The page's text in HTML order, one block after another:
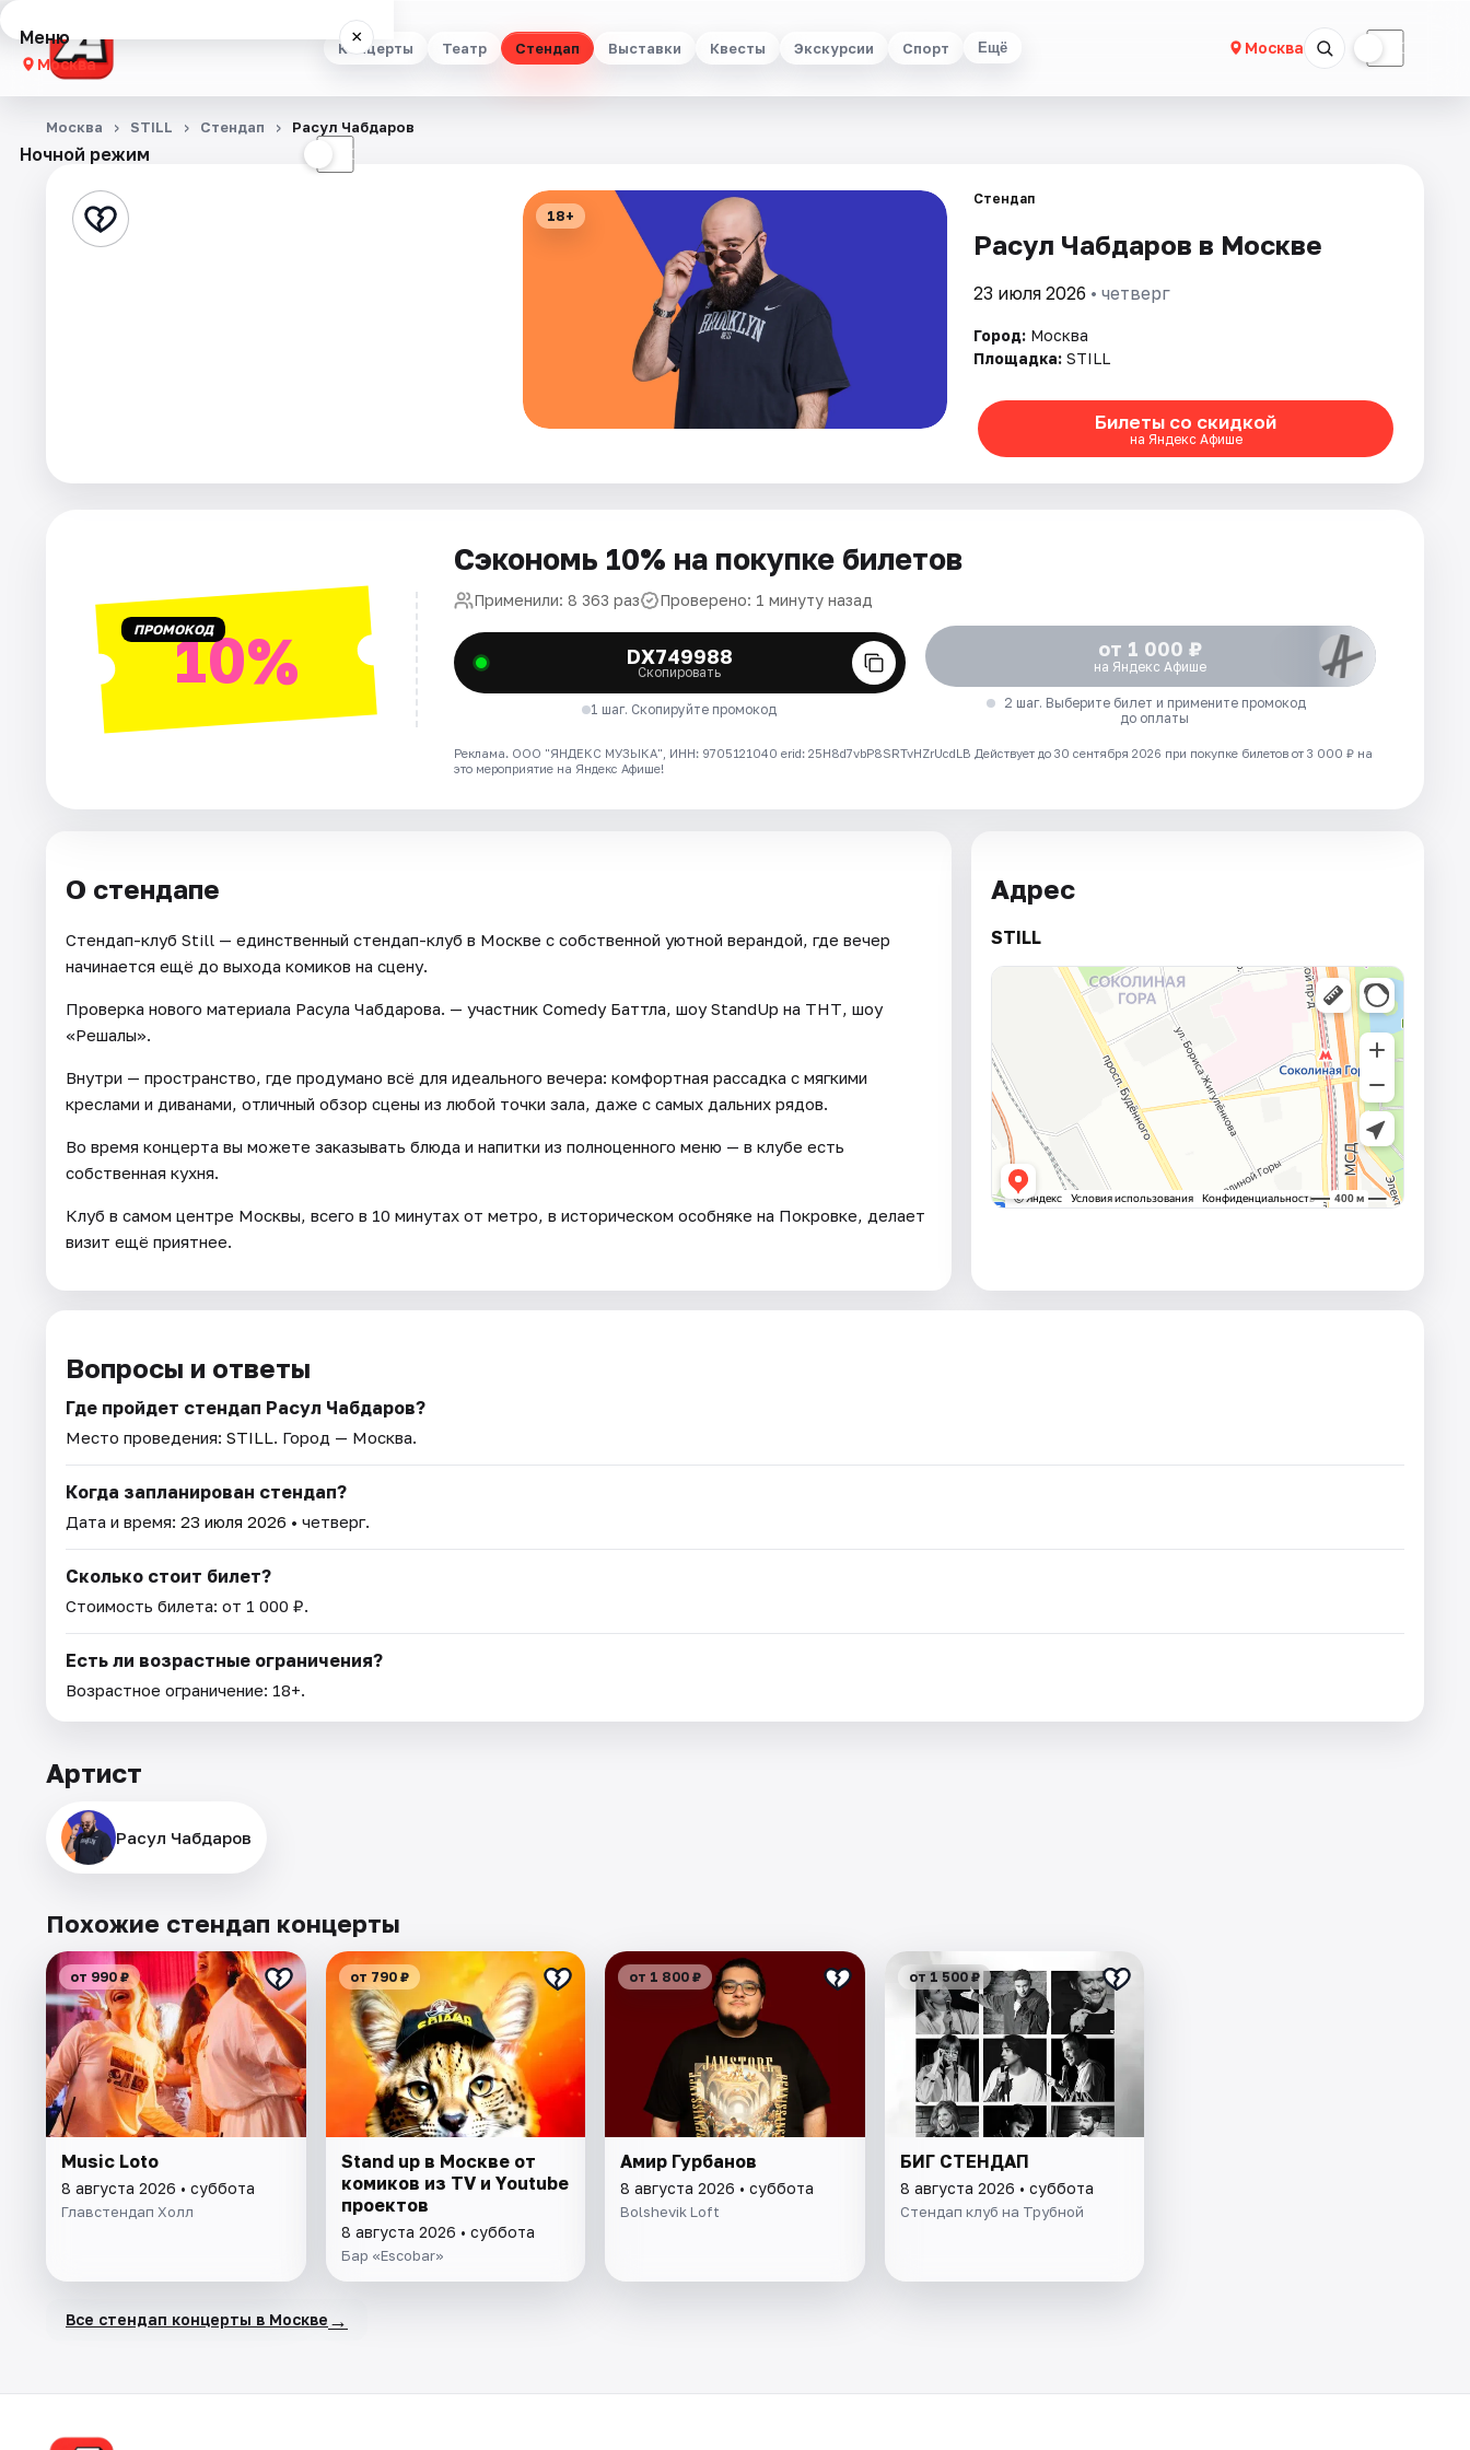
Концерты Театр Стендап Выставки Квесты Экскурсии Спорт Ещё Москва ☾
Меню ×
Москва
Концерты
Стендап
Площадки
Артисты
Рейтинги
Ночной режим ☾
Москва STILL Стендап Расул Чабдаров
18+
Стендап
Расул Чабдаров в Москве
23 июля 2026 • четверг
Город: Москва
Площадка: STILL
Билеты со скидкой
на Яндекс Афише
ПРОМОКОД10%
Сэкономь 10% на покупке билетов
Применили: 8 363 раз Проверено: 1 минуту назад
DX749988
Скопировать
1 шаг. Скопируйте промокод
от 1 000 ₽
на Яндекс Афише
2 шаг. Выберите билет и примените промокод
до оплаты
Реклама. ООО "ЯНДЕКС МУЗЫКА", ИНН: 9705121040 erid: 25H8d7vbP8SRTvHZrUcdLB Действует до 30 сентября 2026 при покупке билетов от 3 000 ₽ на
это мероприятие на Яндекс Афише!
О стендапе
Стендап-клуб Still — единственный стендап-клуб в Москве с собственной уютной верандой, где вечер
начинается ещё до выхода комиков на сцену.
Проверка нового материала Расула Чабдарова. — участник Comedy Баттла, шоу StandUp на ТНТ, шоу
«Решалы».
Внутри — пространство, где продумано всё для идеального вечера: комфортная рассадка с мягкими
креслами и диванами, отличный обзор сцены из любой точки зала, даже с самых дальних рядов.
Во время концерта вы можете заказывать блюда и напитки из полноценного меню — в клубе есть
собственная кухня.
Клуб в самом центре Москвы, всего в 10 минутах от метро, в историческом особняке на Покровке, делает
визит ещё приятнее.
Адрес
STILL
Вопросы и ответы
Где пройдет стендап Расул Чабдаров?
Место проведения: STILL. Город — Москва.
Когда запланирован стендап?
Дата и время: 23 июля 2026 • четверг.
Сколько стоит билет?
Стоимость билета: от 1 000 ₽.
Есть ли возрастные ограничения?
Возрастное ограничение: 18+.
Артист
Расул Чабдаров
Похожие стендап концерты
от 990 ₽
Music Loto
8 августа 2026 • суббота
Главстендап Холл
от 790 ₽
Stand up в Москве от
комиков из TV и Youtube
проектов
8 августа 2026 • суббота
Бар «Escobar»
от 1 800 ₽
Амир Гурбанов
8 августа 2026 • суббота
Bolshevik Loft
от 1 500 ₽
БИГ СТЕНДАП
8 августа 2026 • суббота
Стендап клуб на Трубной
Все стендап концерты в Москве →